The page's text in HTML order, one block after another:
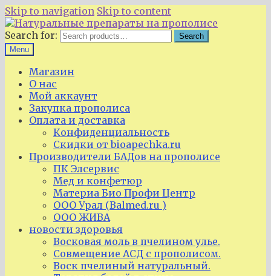
Skip to navigation Skip to content
Search for:
Search
Menu
Магазин
О нас
Мой аккаунт
Закупка прополиса
Оплата и доставка
Конфиденциальность
Скидки от bioapechka.ru
Производители БАДов на прополисе
ПК Элсервис
Мед и конфетюр
Материа Био Профи Центр
ООО Урал (Balmed.ru )
ООО ЖИВА
новости здоровья
Восковая моль в пчелином улье.
Совмещение АСД с прополисом.
Воск пчелиный натуральный.